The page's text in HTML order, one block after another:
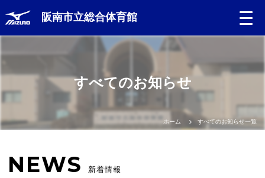
阪南市立総合体育館
すべてのお知らせ
ホーム すべてのお知らせ一覧
NEWS 新着情報